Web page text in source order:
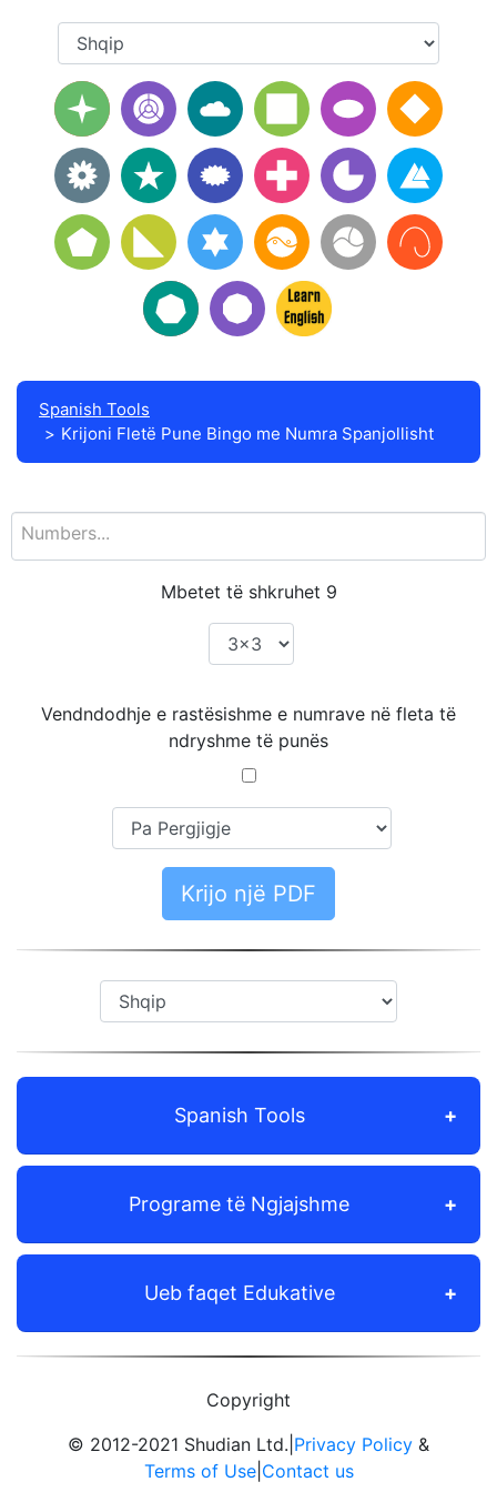
Spanish Tools
Krijoni Fletë Pune Bingo me Numra Spanjollisht
Mbetet të shkruhet 9
Vendndodhje e rastësishme e numrave në fleta të
ndryshme të punës
Krijo një PDF
Spanish Tools
Programe të Ngjajshme
Ueb faqet Edukative
Copyright
© 2012-2021 Shudian Ltd.| Privacy Policy &
Terms of Use| Contact us